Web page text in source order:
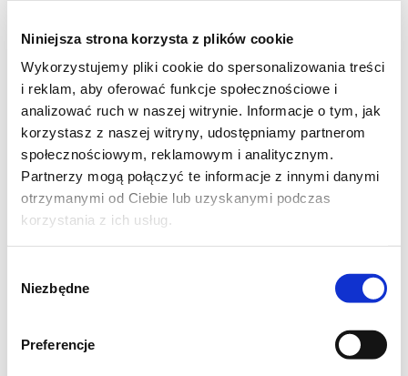
Niniejsza strona korzysta z plików cookie
Wykorzystujemy pliki cookie do spersonalizowania treści
i reklam, aby oferować funkcje społecznościowe i
analizować ruch w naszej witrynie. Informacje o tym, jak
korzystasz z naszej witryny, udostępniamy partnerom
społecznościowym, reklamowym i analitycznym.
Partnerzy mogą połączyć te informacje z innymi danymi
otrzymanymi od Ciebie lub uzyskanymi podczas
korzystania z ich usług.
zgody
Niezbędne
Preferencje
* kawa ziarnista – 1 garstka
* okrągłe biszkopty – 2 op
* kokos – ok. 70 g
* masło min.82% – 200 g
* żółtko L – 3 szt
* ser biały wiaderkowy ( u mnie Wieluń Mój